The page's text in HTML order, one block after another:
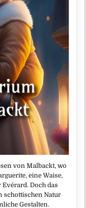
von Malbackt, wo
eine Waise,
Doch das
schottischen Natur
Gestalten.